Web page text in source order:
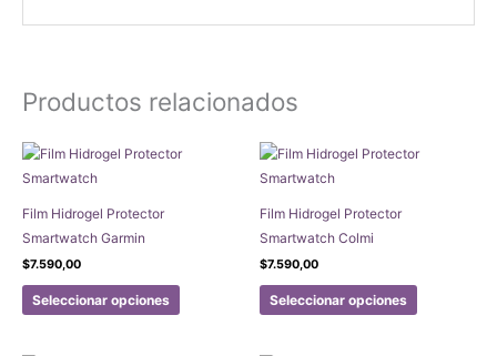
Productos relacionados
Film Hidrogel Protector
Smartwatch Garmin
$7.590,00
Seleccionar opciones
Este
producto
Film Hidrogel Protector
Smartwatch Colmi
$7.590,00
Seleccionar opciones
Este
producto